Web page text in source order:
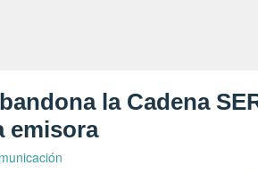
la Cadena
emisora